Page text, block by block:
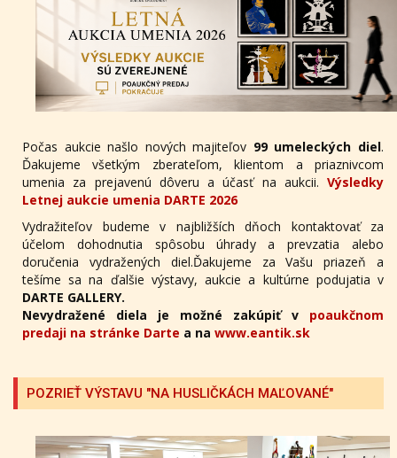
Počas aukcie našlo nových majiteľov 99 umeleckých diel.
Ďakujeme všetkým zberateľom, klientom a priaznivcom
umenia za prejavenú dôveru a účasť na aukcii. Výsledky
Letnej aukcie umenia DARTE 2026
Vydražiteľov budeme v najbližších dňoch kontaktovať za
účelom dohodnutia spôsobu úhrady a prevzatia alebo
doručenia vydražených diel.Ďakujeme za Vašu priazeň a
tešíme sa na ďalšie výstavy, aukcie a kultúrne podujatia v
DARTE GALLERY.
Nevydražené diela je možné zakúpiť v poaukčnom
predaji na stránke Darte a na www.eantik.sk
POZRIEŤ VÝSTAVU "NA HUSLIČKÁCH MAĽOVANÉ"